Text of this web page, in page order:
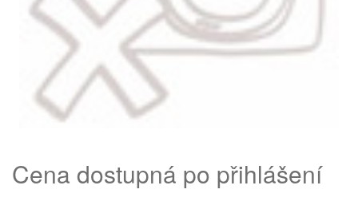
Cena dostupná po přihlášení